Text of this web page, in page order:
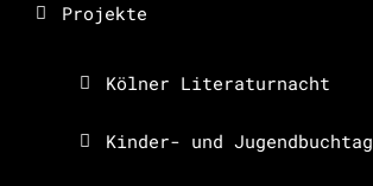
Projekte
Kölner Literaturnacht
Kinder- und Jugendbuchtag